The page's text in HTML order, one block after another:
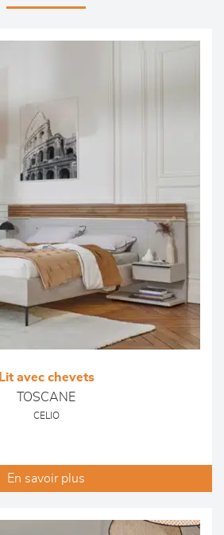
Lit avec chevets
TOSCANE
CELIO
En savoir plus